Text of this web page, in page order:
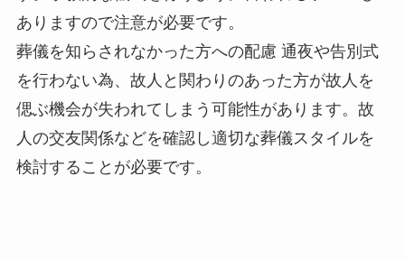
ありますので注意が必要です。
葬儀を知らされなかった方への配慮 通夜や告別式
を行わない為、故人と関わりのあった方が故人を
偲ぶ機会が失われてしまう可能性があります。故
人の交友関係などを確認し適切な葬儀スタイルを
検討することが必要です。